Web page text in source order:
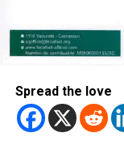
Spread the love